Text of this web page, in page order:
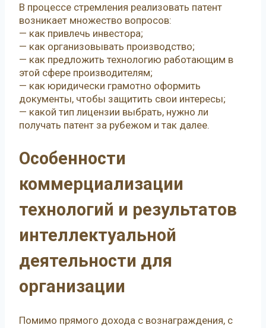
В процессе стремления реализовать патент
возникает множество вопросов:
— как привлечь инвестора;
— как организовывать производство;
— как предложить технологию работающим в
этой сфере производителям;
— как юридически грамотно оформить
документы, чтобы защитить свои интересы;
— какой тип лицензии выбрать, нужно ли
получать патент за рубежом и так далее.
Особенности
коммерциализации
технологий и результатов
интеллектуальной
деятельности для
организации
Помимо прямого дохода с вознаграждения, с